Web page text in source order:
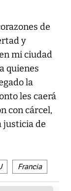
de
y
mi ciudad
quienes
la
les caerá
con cárcel,
justicia de
Francia